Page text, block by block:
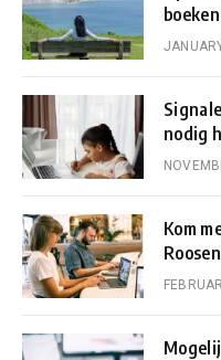
boeken
nodig
Kom